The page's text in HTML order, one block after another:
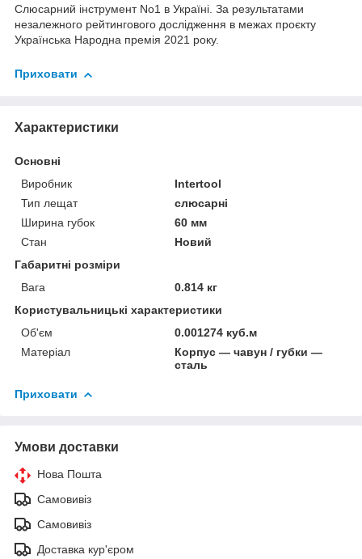
Слюсарний інструмент No1 в Україні. За результатами
незалежного рейтингового дослідження в межах проєкту
Українська Народна премія 2021 року.
Приховати
Характеристики
Основні
Виробник
Intertool
Тип лещат
слюсарні
Ширина губок
60 мм
Стан
Новий
Габаритні розміри
Вага
0.814 кг
Користувальницькі характеристики
Об'єм
0.001274 куб.м
Матеріал
Корпус — чавун / губки —
сталь
Приховати
Умови доставки
Нова Пошта
Самовивіз
Самовивіз
Доставка кур'єром